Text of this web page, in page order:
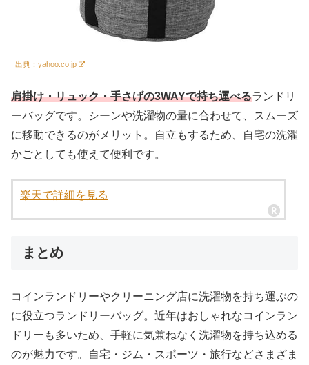
出典：yahoo.co.jp
肩掛け・リュック・手さげの3WAYで持ち運べるランドリ
ーバッグです。シーンや洗濯物の量に合わせて、スムーズ
に移動できるのがメリット。自立もするため、自宅の洗濯
かごとしても使えて便利です。
楽天で詳細を見る
まとめ
コインランドリーやクリーニング店に洗濯物を持ち運ぶの
に役立つランドリーバッグ。近年はおしゃれなコインラン
ドリーも多いため、手軽に気兼ねなく洗濯物を持ち込める
のが魅力です。自宅・ジム・スポーツ・旅行などさまざま